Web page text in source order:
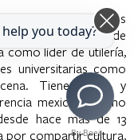
tenido amor por las
musicales de
como líder de utilería,
universitarias como
Tiene amor y
mexicana como
hace más de 13
por compartir cultura,
By Boei
you today?